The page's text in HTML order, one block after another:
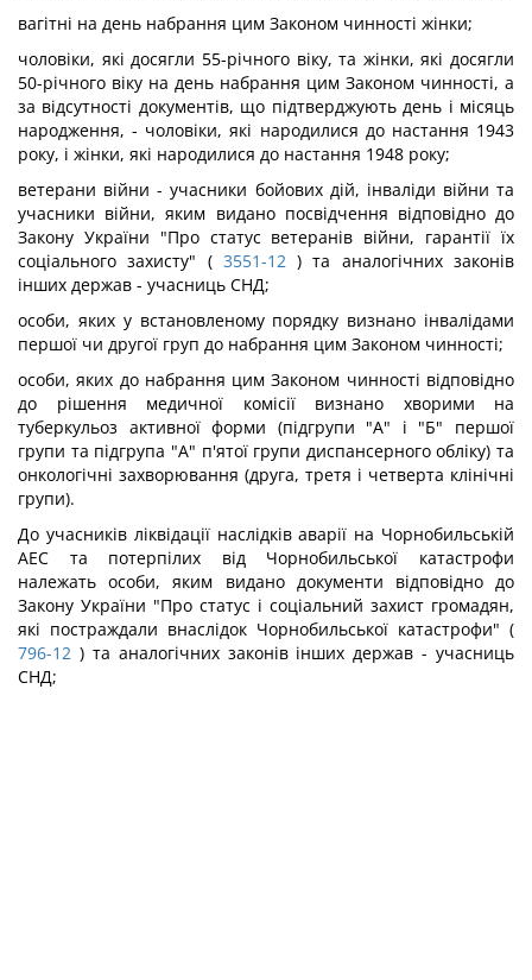
вагітні на день набрання цим Законом чинності жінки;
чоловіки, які досягли 55-річного віку, та жінки, які досягли
50-річного віку на день набрання цим Законом чинності, а
за відсутності документів, що підтверджують день і місяць
народження, - чоловіки, які народилися до настання 1943
року, і жінки, які народилися до настання 1948 року;
ветерани війни - учасники бойових дій, інваліди війни та
учасники війни, яким видано посвідчення відповідно до
Закону України "Про статус ветеранів війни, гарантії їх
соціального захисту" ( 3551-12) та аналогічних законів
інших держав - учасниць СНД;
особи, яких у встановленому порядку визнано інвалідами
першої чи другої груп до набрання цим Законом чинності;
особи, яких до набрання цим Законом чинності відповідно
до рішення медичної комісії визнано хворими на
туберкульоз активної форми (підгрупи "А" і "Б" першої
групи та підгрупа "А" п'ятої групи диспансерного обліку) та
онкологічні захворювання (друга, третя і четверта клінічні
групи).
До учасників ліквідації наслідків аварії на Чорнобильській
АЕС та потерпілих від Чорнобильської катастрофи
належать особи, яким видано документи відповідно до
Закону України "Про статус і соціальний захист громадян,
які постраждали внаслідок Чорнобильської катастрофи" (
796-12 ) та аналогічних законів інших держав - учасниць
СНД;